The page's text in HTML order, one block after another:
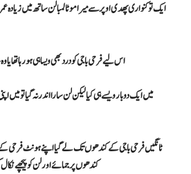
ایک تو کنواری پھدی اوپر سے میرا موٹا لمبا لن ساتھ میں
اس لیے فرحی باجی کو درد بھی ویسا ہی ہو رہا تھا
میں ایک دو بار ویسے ہی کیا لیکن لن سارا اندر نہ گیا تو میں
ٹانگیں فرحی باجی کے کندھوں تک لے گیا اپنے ہونٹ
کندھوں پر جمائے اور لن کو پیچھے